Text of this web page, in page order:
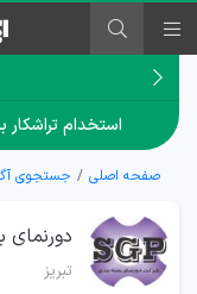
استخدام تراشکار
صفحه اصلی جستجوی
دورنمای
تبریز